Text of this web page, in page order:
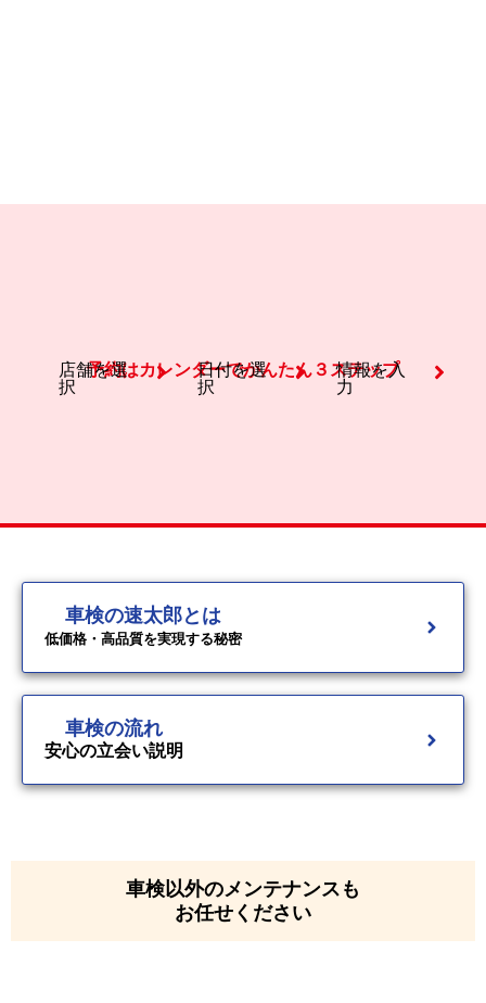
予約はカレンダーでかんたん３ステップ
店舗を選
択
日付を選
択
情報を入
力
車検の速太郎とは
低価格・高品質を実現する秘密
車検の流れ
安心の立会い説明
車検以外のメンテナンスも
お任せください